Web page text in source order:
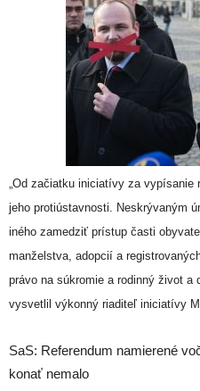
„Od začiatku iniciatívy za
jeho protiústavnosti. Neskrývaným
iného zamedziť prístup časti
manželstva, adopcií a
právo na súkromie a rodinný život a
vysvetlil výkonný riaditeľ iniciatívy
SaS: Referendum namierené
konať nemalo